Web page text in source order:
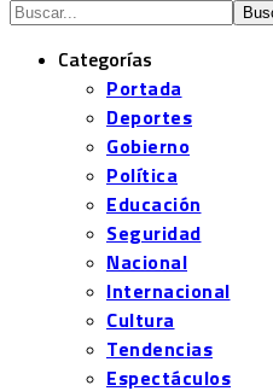
Categorías
Portada
Deportes
Gobierno
Política
Educación
Seguridad
Nacional
Internacional
Cultura
Tendencias
Espectáculos